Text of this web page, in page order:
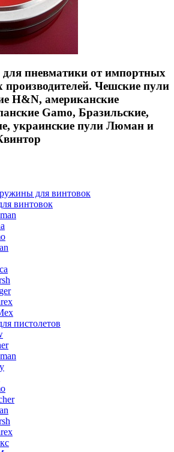
пневматики от импортных
производителей. Чешские пули
H&N, американские
Gamo, Бразильские,
украинские пули Люман и
для винтовок
винтовок
пистолетов